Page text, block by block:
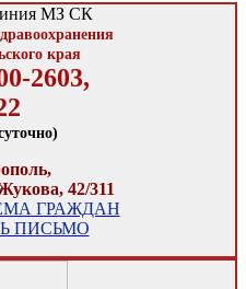
края
2603,
42/311
ГРАЖДАН
ПИСЬМО